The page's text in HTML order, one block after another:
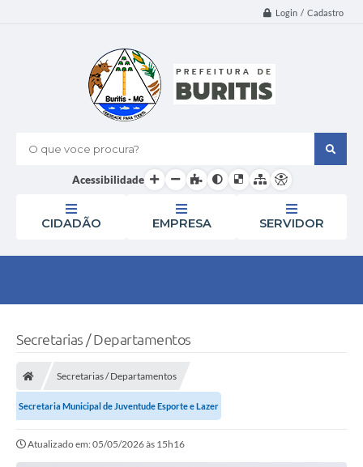
Login / Cadastro
O que voce procura?
Acessibilidade
CIDADÃO EMPRESA SERVIDOR
Secretarias / Departamentos
Secretarias / Departamentos
Secretaria Municipal de Juventude Esporte e Lazer
Atualizado em: 05/05/2026 às 15h16